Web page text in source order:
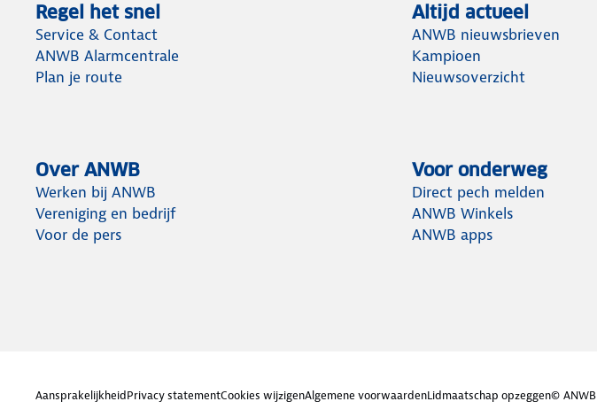
Regel het snel
Service & Contact
ANWB Alarmcentrale
Plan je route
Altijd actueel
ANWB nieuwsbrieven
Kampioen
Nieuwsoverzicht
Over ANWB
Werken bij ANWB
Vereniging en bedrijf
Voor de pers
Voor onderweg
Direct pech melden
ANWB Winkels
ANWB apps
AansprakelijkheidPrivacy statementCookies wijzigenAlgemene voorwaardenLidmaatschap opzeggen© ANWB